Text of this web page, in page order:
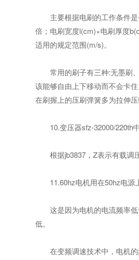
主要根据电刷的工作条件是
倍；电刷宽度l(cm)×电刷厚度
适用的规定范围(m/s)。
常用的刷子有三种:无墨刷、
该能够自由上下移动而不会卡
在刷握上的压刷弹簧多为拉伸
10.变压器sfz-32000/220th
根据jb3837，Z表示有载调压
11.60hz电机用在50hz电源
这是因为电机的电流频率低
低。
在变频调速技术中，电机的